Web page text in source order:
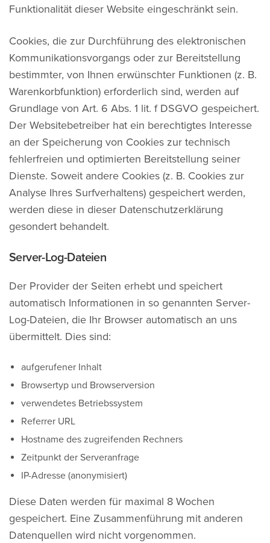
Funktionalität dieser Website eingeschränkt sein.
Cookies, die zur Durchführung des elektronischen
Kommunikationsvorgangs oder zur Bereitstellung
bestimmter, von Ihnen erwünschter Funktionen (z. B.
Warenkorbfunktion) erforderlich sind, werden auf
Grundlage von Art. 6 Abs. 1 lit. f DSGVO gespeichert.
Der Websitebetreiber hat ein berechtigtes Interesse
an der Speicherung von Cookies zur technisch
fehlerfreien und optimierten Bereitstellung seiner
Dienste. Soweit andere Cookies (z. B. Cookies zur
Analyse Ihres Surfverhaltens) gespeichert werden,
werden diese in dieser Datenschutzerklärung
gesondert behandelt.
Server-Log-Dateien
Der Provider der Seiten erhebt und speichert
automatisch Informationen in so genannten Server-
Log-Dateien, die Ihr Browser automatisch an uns
übermittelt. Dies sind:
aufgerufener Inhalt
Browsertyp und Browserversion
verwendetes Betriebssystem
Referrer URL
Hostname des zugreifenden Rechners
Zeitpunkt der Serveranfrage
IP-Adresse (anonymisiert)
Diese Daten werden für maximal 8 Wochen
gespeichert. Eine Zusammenführung mit anderen
Datenquellen wird nicht vorgenommen.